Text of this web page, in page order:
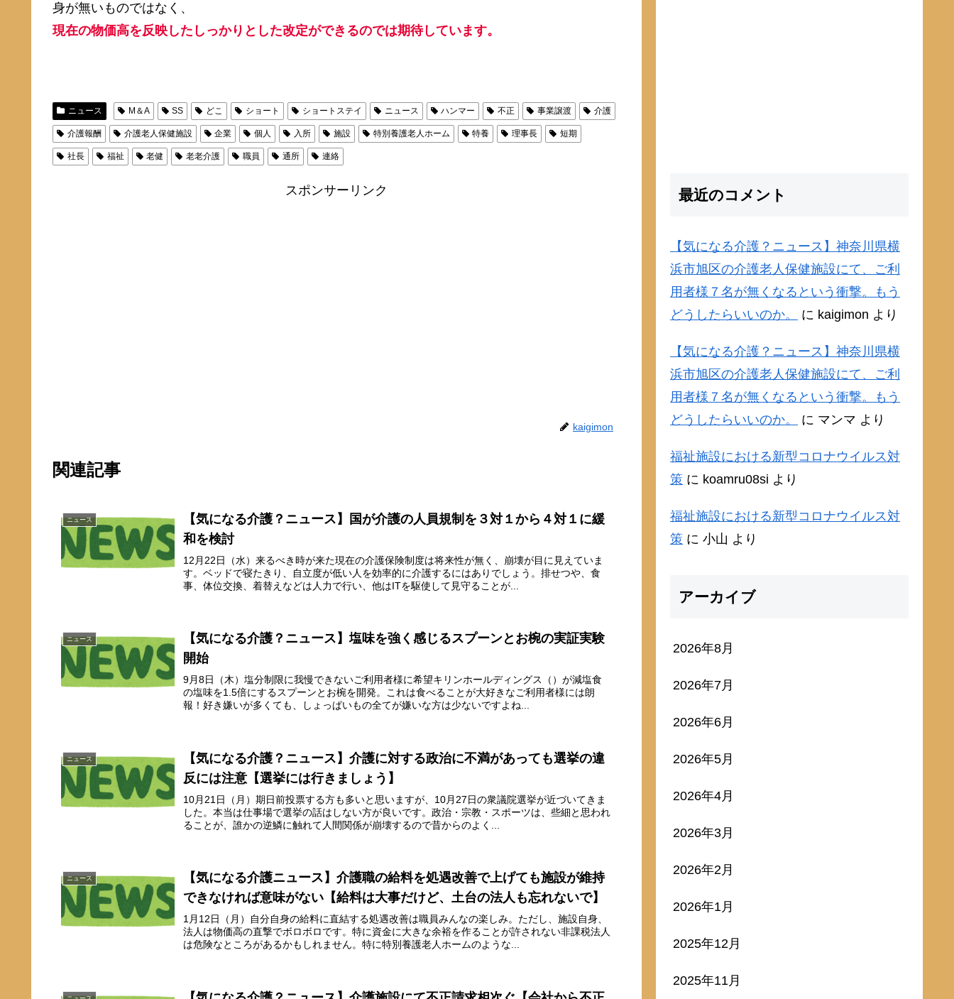
身が無いものではなく、
現在の物価高を反映したしっかりとした改定ができるのでは期待しています。
ニュース M＆A SS どこ ショート ショートステイ ニュース ハンマー 不正 事業譲渡 介護
介護報酬 介護老人保健施設 企業 個人 入所 施設 特別養護老人ホーム 特養 理事長 短期
社長 福祉 老健 老老介護 職員 通所 連絡
スポンサーリンク
kaigimon
関連記事
ニュース
【気になる介護？ニュース】国が介護の人員規制を３対１から４対１に緩
和を検討
12月22日（水）来るべき時が来た現在の介護保険制度は将来性が無く、崩壊が目に見えていま
す。ベッドで寝たきり、自立度が低い人を効率的に介護するにはありでしょう。排せつや、食
事、体位交換、着替えなどは人力で行い、他はITを駆使して見守ることが...
ニュース
【気になる介護？ニュース】塩味を強く感じるスプーンとお椀の実証実験
開始
9月8日（木）塩分制限に我慢できないご利用者様に希望キリンホールディングス（）が減塩食
の塩味を1.5倍にするスプーンとお椀を開発。これは食べることが大好きなご利用者様には朗
報！好き嫌いが多くても、しょっぱいもの全てが嫌いな方は少ないですよね...
ニュース
【気になる介護？ニュース】介護に対する政治に不満があっても選挙の違
反には注意【選挙には行きましょう】
10月21日（月）期日前投票する方も多いと思いますが、10月27日の衆議院選挙が近づいてきま
した。本当は仕事場で選挙の話はしない方が良いです。政治・宗教・スポーツは、些細と思われ
ることが、誰かの逆鱗に触れて人間関係が崩壊するので昔からのよく...
ニュース
【気になる介護ニュース】介護職の給料を処遇改善で上げても施設が維持
できなければ意味がない【給料は大事だけど、土台の法人も忘れないで】
1月12日（月）自分自身の給料に直結する処遇改善は職員みんなの楽しみ。ただし、施設自身、
法人は物価高の直撃でボロボロです。特に資金に大きな余裕を作ることが許されない非課税法人
は危険なところがあるかもしれません。特に特別養護老人ホームのような...
最近のコメント
【気になる介護？ニュース】神奈川県横
浜市旭区の介護老人保健施設にて、ご利
用者様７名が無くなるという衝撃。もう
どうしたらいいのか。
に kaigimon より
【気になる介護？ニュース】神奈川県横
浜市旭区の介護老人保健施設にて、ご利
用者様７名が無くなるという衝撃。もう
どうしたらいいのか。
に マンマ より
福祉施設における新型コロナウイルス対
策 に koamru08si より
福祉施設における新型コロナウイルス対
策 に 小山 より
アーカイブ
2026年8月
2026年7月
2026年6月
2026年5月
2026年4月
2026年3月
2026年2月
2026年1月
2025年12月
2025年11月